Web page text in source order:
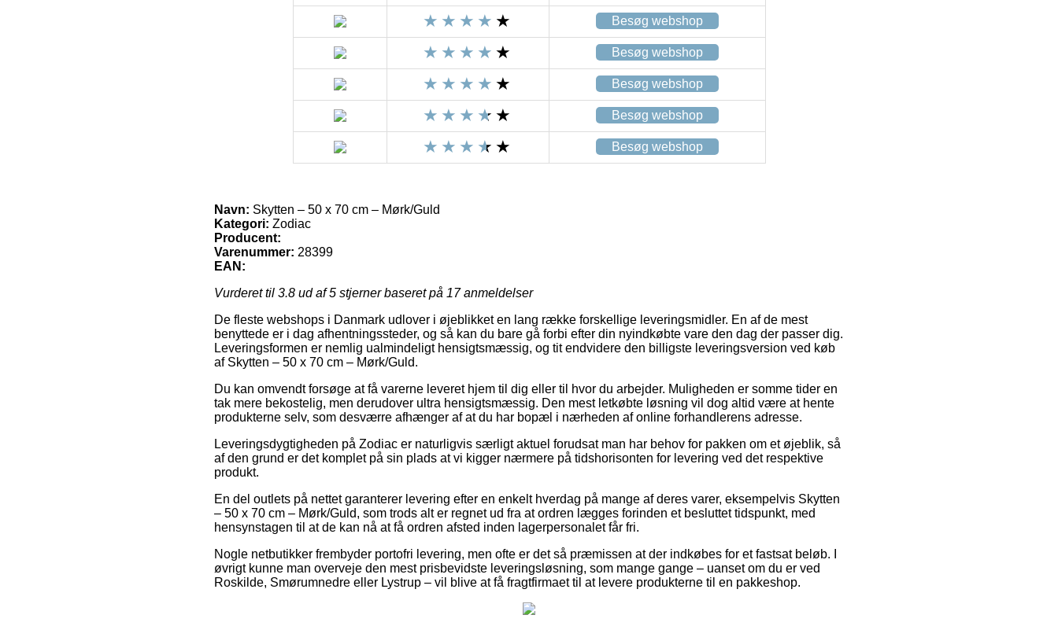
Besøg webshop
Besøg webshop
Besøg webshop
Besøg webshop
Besøg webshop
Navn: Skytten – 50 x 70 cm – Mørk/Guld
Kategori: Zodiac
Producent:
Varenummer: 28399
EAN:
Vurderet til 3.8 ud af 5 stjerner baseret på 17anmeldelser
De fleste webshops i Danmark udlover i øjeblikket en lang række forskellige leveringsmidler. En af de mest
benyttede er i dag afhentningssteder, og så kan du bare gå forbi efter din nyindkøbte vare den dag der passer dig.
Leveringsformen er nemlig ualmindeligt hensigtsmæssig, og tit endvidere den billigste leveringsversion ved køb
af Skytten – 50 x 70 cm – Mørk/Guld.
Du kan omvendt forsøge at få varerne leveret hjem til dig eller til hvor du arbejder. Muligheden er somme tider en
tak mere bekostelig, men derudover ultra hensigtsmæssig. Den mest letkøbte løsning vil dog altid være at hente
produkterne selv, som desværre afhænger af at du har bopæl i nærheden af online forhandlerens adresse.
Leveringsdygtigheden på Zodiac er naturligvis særligt aktuel forudsat man har behov for pakken om et øjeblik, så
af den grund er det komplet på sin plads at vi kigger nærmere på tidshorisonten for levering ved det respektive
produkt.
En del outlets på nettet garanterer levering efter en enkelt hverdag på mange af deres varer, eksempelvis Skytten
– 50 x 70 cm – Mørk/Guld, som trods alt er regnet ud fra at ordren lægges forinden et besluttet tidspunkt, med
hensynstagen til at de kan nå at få ordren afsted inden lagerpersonalet får fri.
Nogle netbutikker frembyder portofri levering, men ofte er det så præmissen at der indkøbes for et fastsat beløb. I
øvrigt kunne man overveje den mest prisbevidste leveringsløsning, som mange gange – uanset om du er ved
Roskilde, Smørumnedre eller Lystrup – vil blive at få fragtfirmaet til at levere produkterne til en pakkeshop.